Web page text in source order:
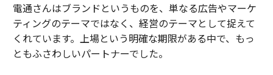
電通さんはブランドというものを、単なる広告やマーケ
ティングのテーマではなく、経営のテーマとして捉えて
くれています。上場という明確な期限がある中で、もっ
ともふさわしいパートナーでした。